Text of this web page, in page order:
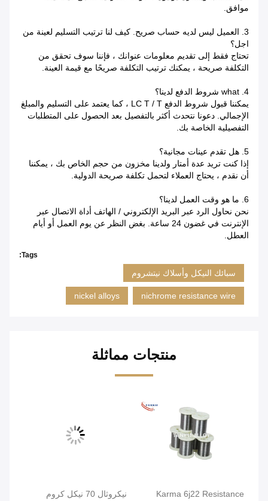
موافق.
3. العميل ليس لديه حساب صريح.
كيف لنا ترتيب التسليم لعينة من
اجل؟
تحتاج فقط إلى تقديم معلومات عنوانك ، فإننا سوف تحقق من
التكلفة صريحة ، يمكنك ترتيب التكلفة صريحًا مع قيمة العينة.
4. what شروط الدفع لدينا؟
يمكننا قبول شروط الدفع LC T / T ، كما يعتمد على التسليم والمبلغ
الإجمالي. دعونا نتحدث أكثر بالتفصيل بعد الحصول على المتطلبات
التفصيلية الخاصة بك.
5. هل تقدم عينات مجانية؟
إذا كنت تريد عدة أمتار ولدينا مخزون من حجم الخاص بك ، يمكننا
أن نقدم ، يحتاج العملاء لتحمل تكلفة صريحة الدولية.
6. ما هو وقت العمل لدينا؟
نحن نحاول الرد عبر البريد الإلكتروني / الهاتف أداة الاتصال عبر
الإنترنت في غضون 24 ساعة.
بغض النظر عن يوم العمل أو أيام
العطل.
Tags:
سبائك النيكل وأسلاك نيتشروم
nichrome resistance wire
nickel alloys
منتجات مماثلة
Karma 6j22 Resistance
نيكروثال 70 نيكل كروم